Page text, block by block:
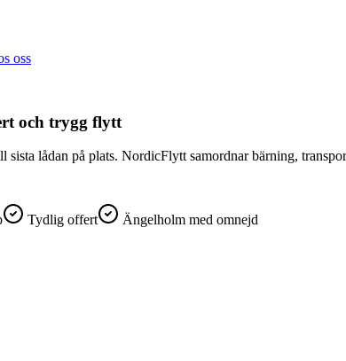
oss
och trygg flytt
sista lådan på plats. NordicFlytt samordnar bärning,
Tydlig offert
Ängelholm med omnejd